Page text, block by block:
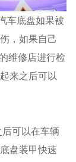
车底盘如果被
，如果自己
维修店进行检
来之后可以
后可以在车辆
盘装甲快速